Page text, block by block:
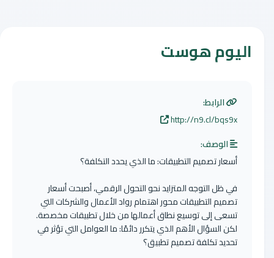
اليوم هوست
الرابط:
http://n9.cl/bqs9x
الوصف:
أسعار تصميم التطبيقات: ما الذي يحدد التكلفة؟
في ظل التوجه المتزايد نحو التحول الرقمي، أصبحت أسعار
تصميم التطبيقات محور اهتمام رواد الأعمال والشركات التي
تسعى إلى توسيع نطاق أعمالها من خلال تطبيقات مخصصة.
لكن السؤال الأهم الذي يتكرر دائمًا: ما العوامل التي تؤثر في
تحديد تكلفة تصميم تطبيق؟